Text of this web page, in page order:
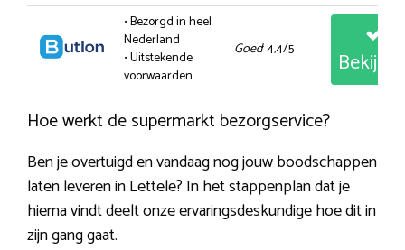
• Bezorgd in heel
Nederland
• Uitstekende
voorwaarden
Goed: 4,4/5
Hoe werkt de supermarkt bezorgservice?
Ben je overtuigd en vandaag nog jouw boodschappen
laten leveren in Lettele? In het stappenplan dat je
hierna vindt deelt onze ervaringsdeskundige hoe dit in
zijn gang gaat.